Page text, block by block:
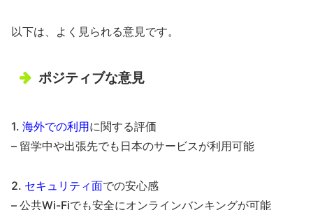
以下は、よく見られる意見です。
ポジティブな意見
1. 海外での利用に関する評価
– 留学中や出張先でも日本のサービスが利用可能
2. セキュリティ面での安心感
– 公共Wi-Fiでも安全にオンラインバンキングが可能